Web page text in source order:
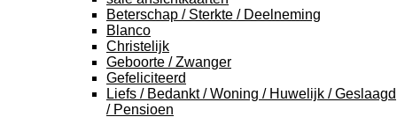
Beterschap / Sterkte / Deelneming
Blanco
Christelijk
Geboorte / Zwanger
Gefeliciteerd
Liefs / Bedankt / Woning / Huwelijk / Geslaagd
/ Pensioen